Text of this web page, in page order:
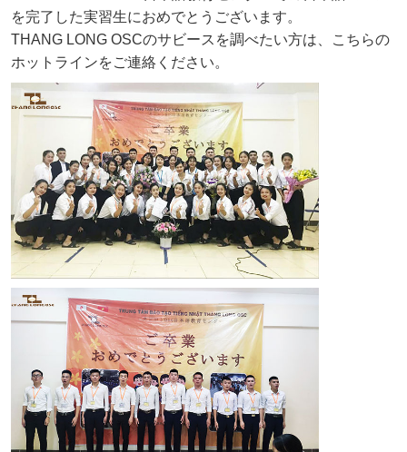
を完了した実習生におめでとうございます。
THANG LONG OSCのサビースを調べたい方は、こちらの
ホットラインをご連絡ください。